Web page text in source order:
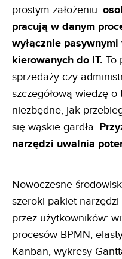
prostym założeniu:
pracują w danym
wyłącznie
kierowanych do IT. To
sprzedaży czy
szczegółową wiedzę
niezbędne, jak
się wąskie gardła.
narzędzi uwalnia
Nowoczesne
szeroki pakiet
przez użytkowników:
procesów BPMN,
Kanban, wykresy